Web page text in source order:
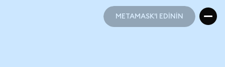
METAMASK'I EDİNİN